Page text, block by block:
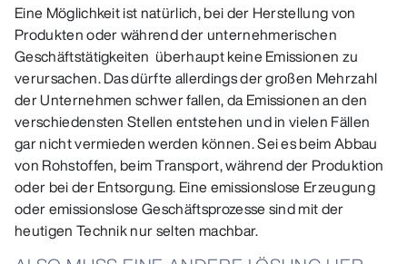
Eine Möglichkeit ist natürlich, bei der Herstellung von
Produkten oder während der unternehmerischen
Geschäftstätigkeiten überhaupt keine Emissionen zu
verursachen. Das dürfte allerdings der großen Mehrzahl
der Unternehmen schwer fallen, da Emissionen an den
verschiedensten Stellen entstehen und in vielen Fällen
gar nicht vermieden werden können. Sei es beim Abbau
von Rohstoffen, beim Transport, während der Produktion
oder bei der Entsorgung. Eine emissionslose Erzeugung
oder emissionslose Geschäftsprozesse sind mit der
heutigen Technik nur selten machbar.